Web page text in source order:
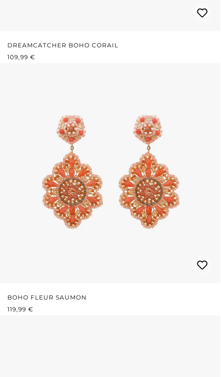
DREAMCATCHER BOHO CORAIL
PRIX RÉGULIER :
109,99 €
BOHO FLEUR SAUMON
PRIX RÉGULIER :
119,99 €